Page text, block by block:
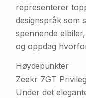
representerer
designspråk som
spennende
og oppdag
Høydepunkter
Zeekr 7GT
Under det